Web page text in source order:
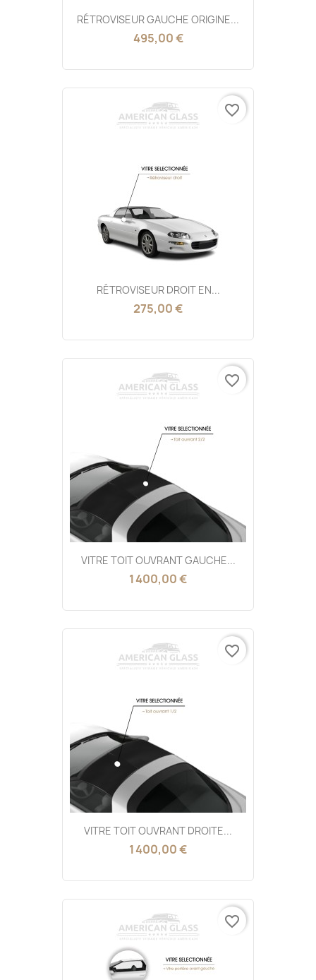
RÉTROVISEUR GAUCHE ORIGINE...
495,00 €
RÉTROVISEUR DROIT EN...
275,00 €
favorite_border
VITRE TOIT OUVRANT GAUCHE...
1 400,00 €
favorite_border
VITRE TOIT OUVRANT DROITE...
1 400,00 €
favorite_border
favorite_border